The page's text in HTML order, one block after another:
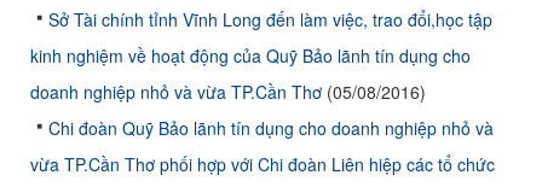
Sở Tài chính tỉnh Vĩnh Long đến làm việc, trao đổi,học tập
kinh nghiệm về hoạt động của Quỹ Bảo lãnh tín dụng cho
doanh nghiệp nhỏ và vừa TP.Cần Thơ (05/08/2016)
Chi đoàn Quỹ Bảo lãnh tín dụng cho doanh nghiệp nhỏ và
vừa TP.Cần Thơ phối hợp với Chi đoàn Liên hiệp các tổ chức